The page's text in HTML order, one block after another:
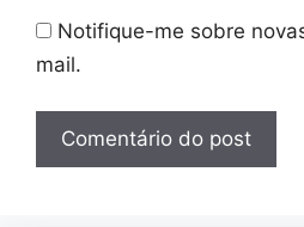
Notifique-me sobre
mail.